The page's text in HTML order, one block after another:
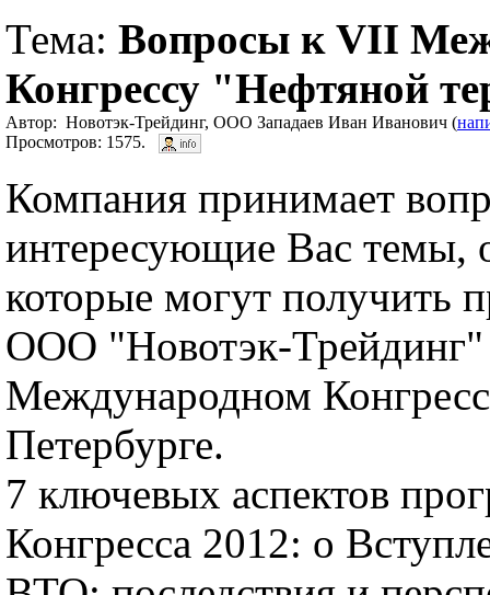
Тема: Вопросы к VII
Конгрессу "Нефтяной
Автор: Новотэк-Трейдинг, ООО Западаев Иван Иванович (
Просмотров: 1575.
Компания принимает
интересующие Вас темы,
которые могут получить
ООО "Новотэк-
Международном
Петербурге.
7 ключевых аспектов
Конгресса 2012: o